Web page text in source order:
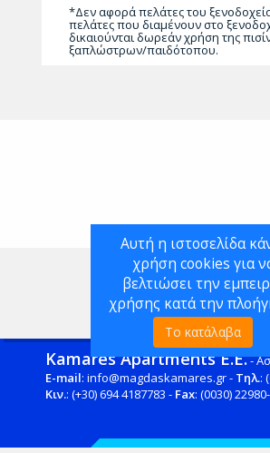
*Δεν αφορά πελάτες του
πελάτες που διαμένουν στο
δικαιούνται δωρεάν χρήση της
ξαπλώστρων/παιδότοπου.
Kamares Apartments Ε.Ε.-
E-mail: info@magdaskamares.gr - Τηλ.:
Κιν.: (+30) 694 4187783 - Fax: (0030)
Αυτή η ιστοσελίδα
χρήση cookies για
βελτιώσει την
χρήσης κατά την
Το κατάλαβα